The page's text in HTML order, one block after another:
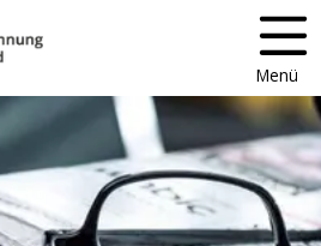
Menü